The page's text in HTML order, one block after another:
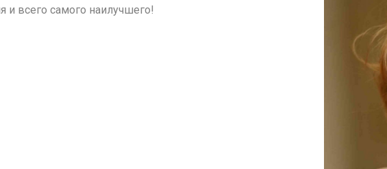
и всего самого наилучшего!